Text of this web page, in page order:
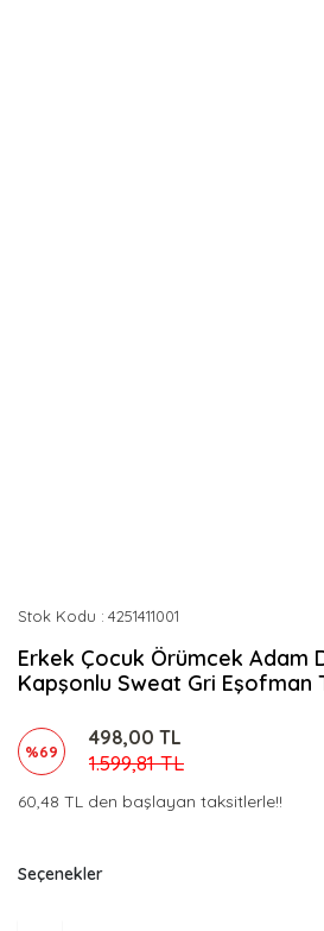
Stok Kodu 4251411001
Erkek Çocuk Örümcek Adam
Kapşonlu Sweat Gri Eşofman
%69
498,00 TL
1.599,81 TL
60,48 TL den başlayan taksitlerle!!
Seçenekler